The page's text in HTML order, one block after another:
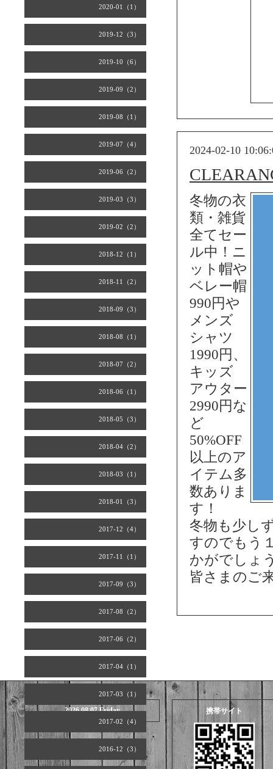
2020-01（1）
2019-12（3）
2019-10（6）
2019-09（2）
2019-08（1）
2019-07（4）
2019-06（2）
2019-03（3）
2019-02（2）
2018-12（1）
2018-11（2）
2018-09（3）
2018-08（1）
2018-07（2）
2018-06（1）
2018-05（3）
2018-04（2）
2018-03（1）
2018-01（3）
2017-12（4）
2017-11（1）
2017-09（3）
2017-08（2）
2017-06（2）
2017-04（1）
2017-03（1）
2017-02（4）
2016-12（3）
2024-02-10
冬物の衣
類・雑貨
全てセー
ル中！ニ
ット帽や
ベレー帽
990円や
メンズ
シャツ
1990円、
キッズ
アウター
2990円な
ど
50%OFF
以上のア
イテム多
数ありま
す！
冬物も少し
すのでもう
かがでしょ
皆さまのご
2026.08.07 Friday 携帯サイト